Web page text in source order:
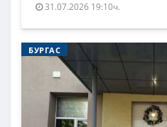
31.07.2026 19:10ч.
БУРГАС